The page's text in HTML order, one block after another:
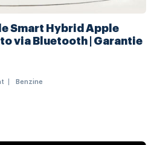
Smart Hybrid Apple
via Bluetooth | Garantie
Benzine